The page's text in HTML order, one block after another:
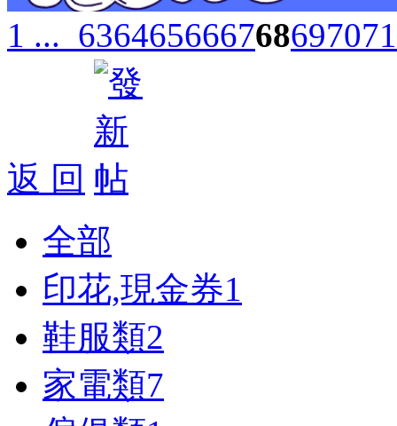
1 ... 636465666768697071
返 回
全部
印花,現金券1
鞋服類2
家電類7